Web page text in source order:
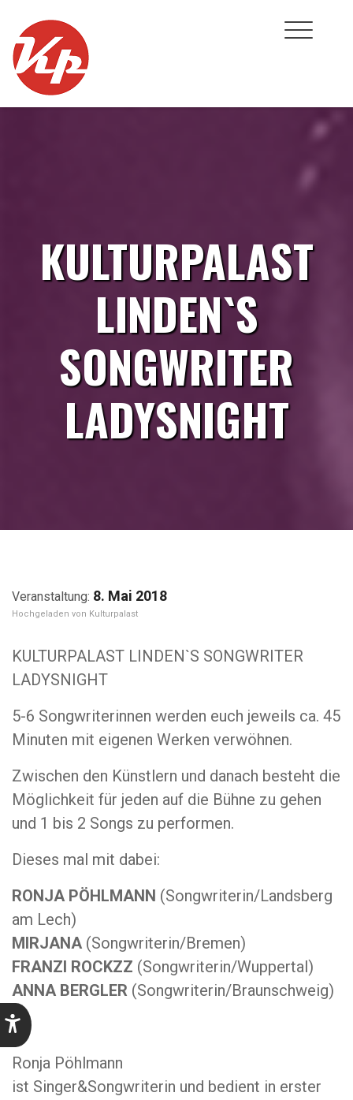
content
KULTURPALAST
LINDEN`S
SONGWRITER
LADYSNIGHT
8. Mai 2018
Kulturpalast
KULTURPALAST LINDEN`S SONGWRITER
LADYSNIGHT
5-6 Songwriterinnen werden euch jeweils ca. 45
Minuten mit eigenen Werken verwöhnen.
Zwischen den Künstlern und danach besteht die
Möglichkeit für jeden auf die Bühne zu gehen
und 1 bis 2 Songs zu performen.
Dieses mal mit dabei:
RONJA PÖHLMANN (Songwriterin/Landsberg
am Lech)
MIRJANA (Songwriterin/Bremen)
FRANZI ROCKZZ (Songwriterin/Wuppertal)
ANNA BERGLER (Songwriterin/Braunschweig)
Ronja Pöhlmann
ist Singer&Songwriterin und bedient in erster